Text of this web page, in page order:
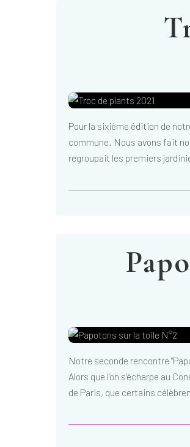
Pour la sixième édition de
commune. Nous avons fait
regroupait les premiers
Notre seconde rencontre
Alors que l’on s’écharpe au
de Paris, que certains